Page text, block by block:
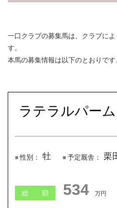
一口クラブの募集馬は、クラブに
す。
本馬の募集情報は以下のとおりです
ラテラルパーム
性別： 牡 予定厩舎： 栗
総 額 1289 万円